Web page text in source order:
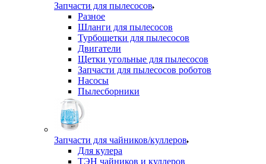
Запчасти для пылесосов
Разное
Шланги для пылесосов
Турбощетки для пылесосов
Двигатели
Щетки угольные для пылесосов
Запчасти для пылесосов роботов
Насосы
Пылесборники
Запчасти для чайников/куллеров
Для кулера
ТЭН чайников и куллеров